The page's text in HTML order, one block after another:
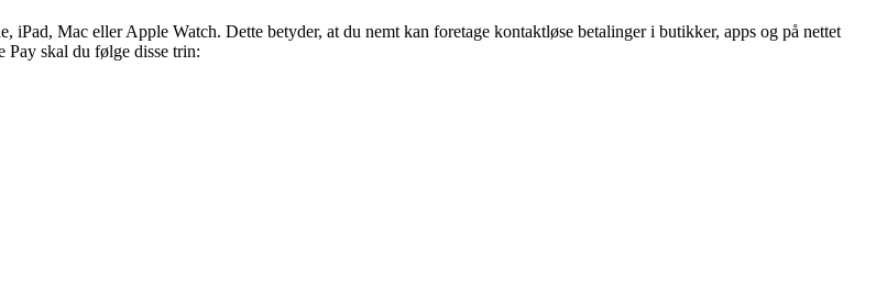
Mac eller Apple Watch. Dette betyder, at du nemt kan foretage kontaktløse betalinger i butikker, apps og på nettet
Pay skal du følge disse trin: